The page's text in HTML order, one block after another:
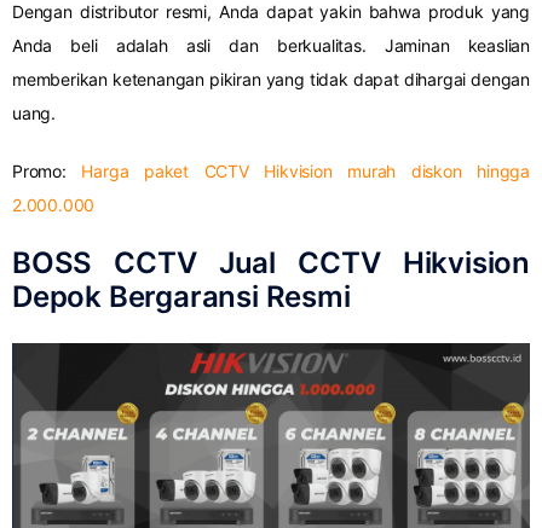
Dengan distributor resmi, Anda dapat yakin bahwa produk yang
Anda beli adalah asli dan berkualitas. Jaminan keaslian
memberikan ketenangan pikiran yang tidak dapat dihargai dengan
uang.
Promo: Harga paket CCTV Hikvision murah diskon hingga
2.000.000
BOSS CCTV Jual CCTV Hikvision
Depok Bergaransi Resmi